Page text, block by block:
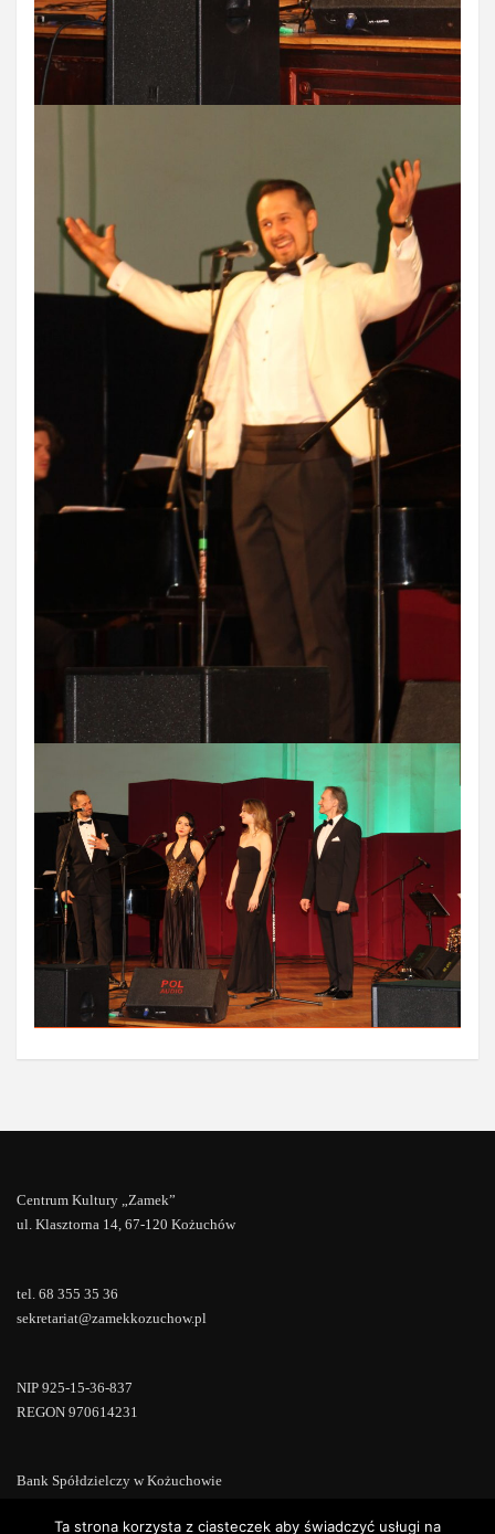
Centrum Kultury „Zamek”
ul. Klasztorna 14, 67-120 Kożuchów
tel. 68 355 35 36
sekretariat@zamekkozuchow.pl
NIP 925-15-36-837
REGON 970614231
Bank Spółdzielczy w Kożuchowie
Ta strona korzysta z ciasteczek aby świadczyć usługi na